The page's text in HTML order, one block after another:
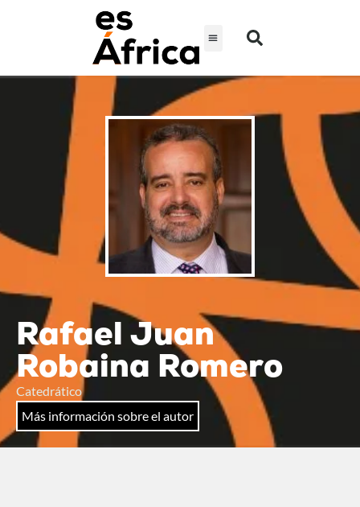
Rafael Juan
Robaina Romero
Catedrático
Más información sobre el autor